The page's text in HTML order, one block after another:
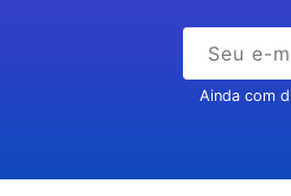
Ainda com